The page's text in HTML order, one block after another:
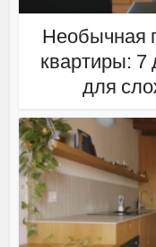
Необычная
квартиры: 7
для